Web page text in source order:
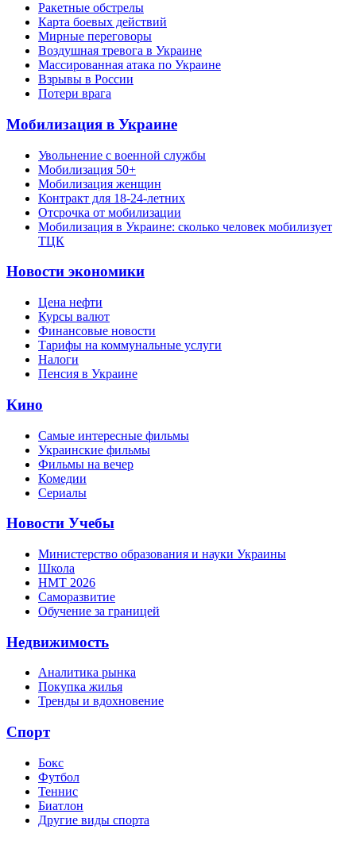
Ракетные обстрелы
Карта боевых действий
Мирные переговоры
Воздушная тревога в Украине
Массированная атака по Украине
Взрывы в России
Потери врага
Мобилизация в Украине
Увольнение с военной службы
Мобилизация 50+
Мобилизация женщин
Контракт для 18-24-летних
Отсрочка от мобилизации
Мобилизация в Украине: сколько человек мобилизует
ТЦК
Новости экономики
Цена нефти
Курсы валют
Финансовые новости
Тарифы на коммунальные услуги
Налоги
Пенсия в Украине
Кино
Самые интересные фильмы
Украинские фильмы
Фильмы на вечер
Комедии
Сериалы
Новости Учебы
Министерство образования и науки Украины
Школа
НМТ 2026
Саморазвитие
Обучение за границей
Недвижимость
Аналитика рынка
Покупка жилья
Тренды и вдохновение
Спорт
Бокс
Футбол
Теннис
Биатлон
Другие виды спорта